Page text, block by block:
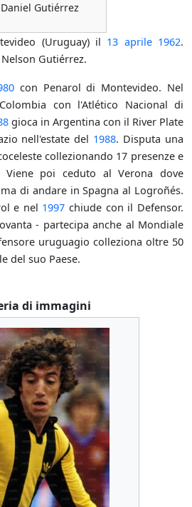
Gutiérrez
(Uruguay) il 13 aprile 1962.
Gutiérrez.
con Penarol di Montevideo. Nel
con l'Atlético Nacional di
gioca in Argentina con il River Plate
nell'estate del 1988. Disputa una
collezionando 17 presenze e
Viene poi ceduto al Verona dove
di andare in Spagna al Logroñés.
e nel 1997 chiude con il Defensor.
- partecipa anche al Mondiale
uruguagio colleziona oltre 50
del suo Paese.
di immagini